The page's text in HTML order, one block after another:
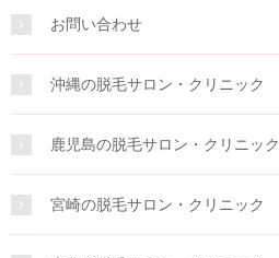
お問い合わせ
沖縄の脱毛サロン・クリニック
鹿児島の脱毛サロン・クリニック
宮崎の脱毛サロン・クリニック